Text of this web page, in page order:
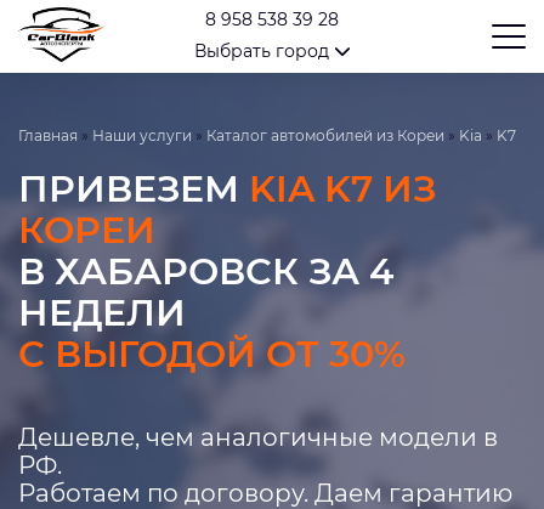
8 958 538 39 28
Выбрать город
Главная » Наши услуги » Каталог автомобилей из Кореи » Kia » K7
ПРИВЕЗЕМ KIA K7 ИЗ
КОРЕИ
В ХАБАРОВСК ЗА 4
НЕДЕЛИ
С ВЫГОДОЙ ОТ 30%
Дешевле, чем аналогичные модели в
РФ.
Работаем по договору. Даем гарантию